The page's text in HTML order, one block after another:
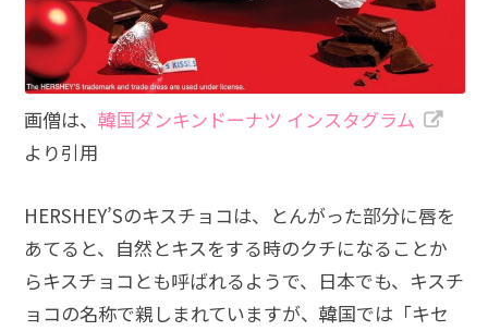
画僧は、 韓国ダンキンドーナツ インスタグラム
より引用
HERSHEY’Sのキスチョコは、とんがった部分に唇を
あてると、自然とキスをする時のクチになることか
らキスチョコとも呼ばれるようで、日本でも、キスチ
ョコの名称で親しまれていますが、韓国では「キセ